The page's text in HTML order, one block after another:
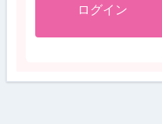
ログイン